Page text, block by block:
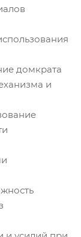
домкрата
и